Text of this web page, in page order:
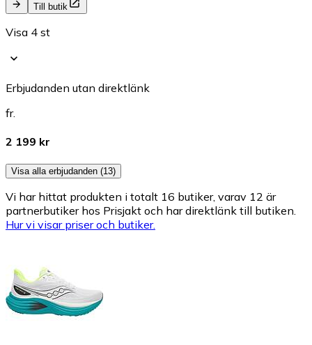
Till butik
Visa 4 st
Erbjudanden utan direktlänk
fr.
2 199 kr
Visa alla erbjudanden (13)
Vi har hittat produkten i totalt 16 butiker, varav 12 är
partnerbutiker hos Prisjakt och har direktlänk till butiken.
Hur vi visar priser och butiker.